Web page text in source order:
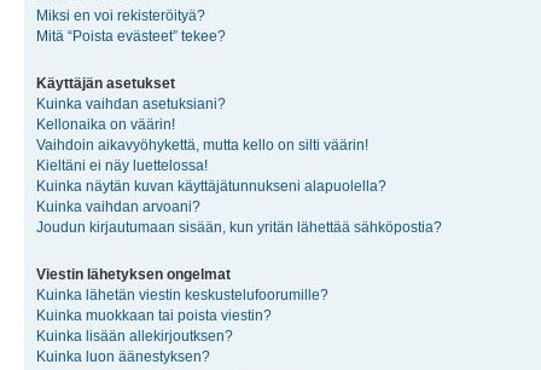
Miksi en voi rekisteröityä?
Mitä “Poista evästeet” tekee?
Käyttäjän asetukset
Kuinka vaihdan asetuksiani?
Kellonaika on väärin!
Vaihdoin aikavyöhykettä, mutta kello on silti väärin!
Kieltäni ei näy luettelossa!
Kuinka näytän kuvan käyttäjätunnukseni alapuolella?
Kuinka vaihdan arvoani?
Joudun kirjautumaan sisään, kun yritän lähettää sähköpostia?
Viestin lähetyksen ongelmat
Kuinka lähetän viestin keskustelufoorumille?
Kuinka muokkaan tai poista viestin?
Kuinka lisään allekirjoutksen?
Kuinka luon äänestyksen?